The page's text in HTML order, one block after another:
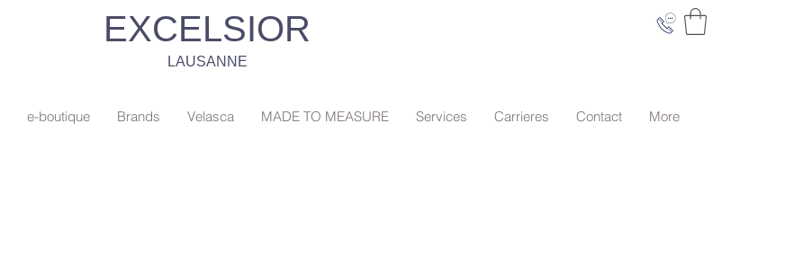
EXCELSIOR
LAUSANNE
e-boutique Brands Velasca MADE TO MEASURE Services Carrieres Contact More